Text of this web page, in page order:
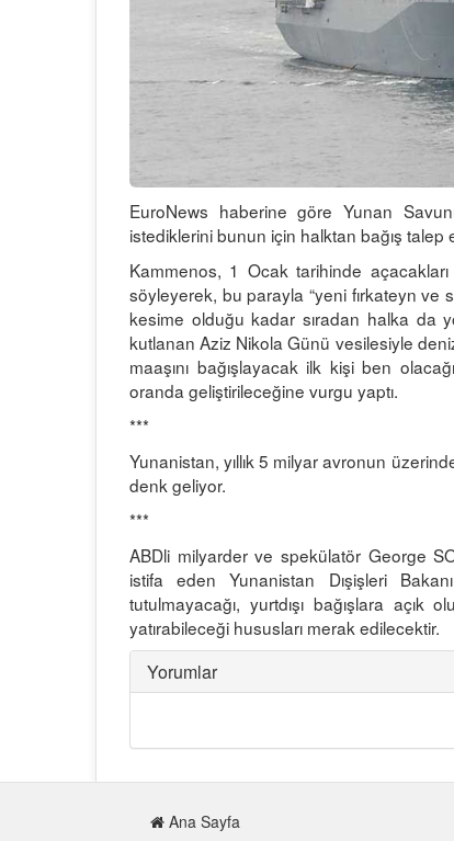
EuroNews haberine göre Yunan
istediklerini bunun için halktan bağış talep
Kammenos, 1 Ocak tarihinde açacakları
söyleyerek, bu parayla “yeni fırkateyn ve
kesime olduğu kadar sıradan halka da
kutlanan Aziz Nikola Günü vesilesiyle
maaşını bağışlayacak ilk kişi ben
oranda geliştirileceğine vurgu yaptı.
***
Yunanistan, yıllık 5 milyar avronun
denk geliyor.
***
ABDli milyarder ve spekülatör George
istifa eden Yunanistan Dışişleri
tutulmayacağı, yurtdışı bağışlara açık
yatırabileceği hususları merak edilecektir.
Yorumlar
Ana Sayfa